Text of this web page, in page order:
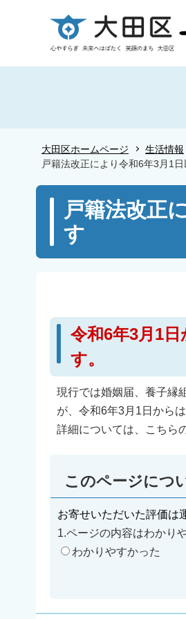
ー
大田区ホームページ 生活情報
戸籍法改正により令和6年3月1
戸籍法改正
す
令和6年3月1
す。
現行では婚姻届、養子縁
が、令和6年3月1日から
詳細については、こちら
このページにつ
お寄せいただいた評価は
1.ページの内容はわかり
わかりやすかった